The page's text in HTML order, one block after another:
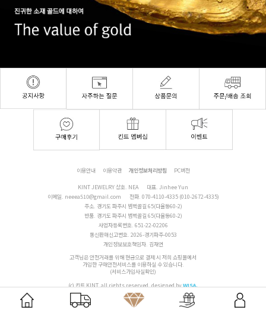
이용안내 이용약관 개인정보처리방침 PC버전
KINT JEWELRY 상호. NEA
대표. Jinhee Yun
이메일. neeea510@gmail.com 전화. 070-4110-4335 (010-2672-4335)
주소. 경기도 파주시 범벅골길 65(다율동60-2)
반품. 경기도 파주시 범벅골길 65(다율동60-2)
사업자등록번호. 651-22-02206
통신판매신고번호. 2026-경기파주-0053
개인정보보호책임자. 김재연
고객님은 안전거래를 위해 현금으로 결제 시 저희 쇼핑몰에서
가입한 구매안전서비스를 이용하실 수 있습니다.
(서비스가입사실확인)
(c) 킨트 KINT. all rights reserved. designed byWISA.